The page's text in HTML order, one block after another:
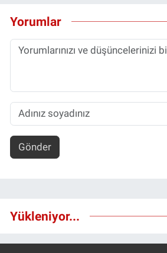
Yorumlar
Gönder
Yükleniyor...